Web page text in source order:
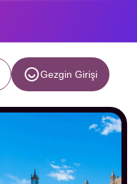
Gezgin Girişi